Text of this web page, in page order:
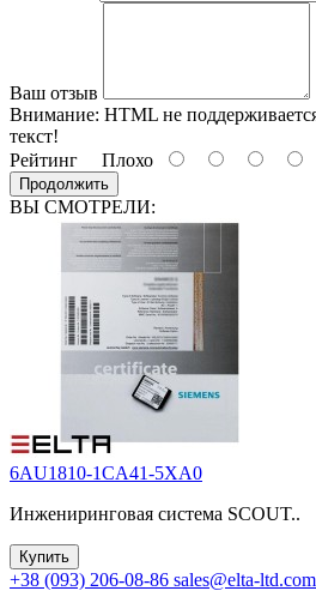
Ваш отзыв
Внимание: HTML не
текст!
Рейтинг Плохо
Продолжить
ВЫ СМОТРЕЛИ:
6AU1810-1CA41-5XA0
Инжениринговая система SCOUT..
Купить
+38 (093) 206-08-86 sales@elta-